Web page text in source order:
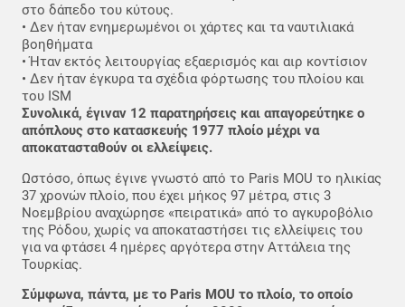
στο δάπεδο του κύτους.
• Δεν ήταν ενημερωμένοι οι χάρτες και τα ναυτιλιακά
βοηθήματα
• Ήταν εκτός λειτουργίας εξαερισμός και αιρ κοντίσιον
• Δεν ήταν έγκυρα τα σχέδια φόρτωσης του πλοίου και
του ISM
Συνολικά, έγιναν 12 παρατηρήσεις και απαγορεύτηκε ο
απόπλους στο κατασκευής 1977 πλοίο μέχρι να
αποκατασταθούν οι ελλείψεις.
Ωστόσο, όπως έγινε γνωστό από το Paris MOU το ηλικίας
37 χρονών πλοίο, που έχει μήκος 97 μέτρα, στις 3
Νοεμβρίου αναχώρησε «πειρατικά» από το αγκυροβόλιο
της Ρόδου, χωρίς να αποκαταστήσει τις ελλείψεις του
για να φτάσει 4 ημέρες αργότερα στην Αττάλεια της
Τουρκίας.
Σύμφωνα, πάντα, με το Paris MOU το πλοίο, το οποίο